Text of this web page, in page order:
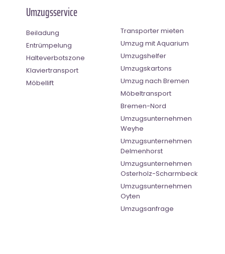
Umzugsservice
Beiladung
Entrümpelung
Halteverbotszone
Klaviertransport
Möbellift
Transporter mieten
Umzug mit Aquarium
Umzugshelfer
Umzugskartons
Umzug nach Bremen
Möbeltransport
Bremen-Nord
Umzugsunternehmen
Weyhe
Umzugsunternehmen
Delmenhorst
Umzugsunternehmen
Osterholz-Scharmbeck
Umzugsunternehmen
Oyten
Umzugsanfrage